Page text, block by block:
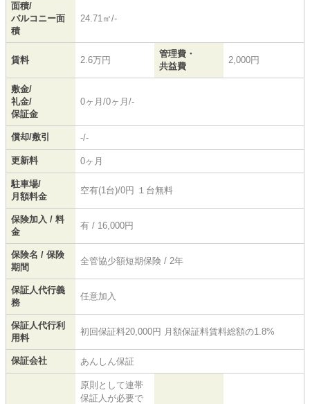
面積/
バルコニー面
積
24.71㎡/-
賃料 2.6万円
管理費・
共益費
2,000円
敷金/
礼金/
保証金
0ヶ月/0ヶ月/-
償却/敷引 -/-
更新料 0ヶ月
駐車場/
月額料金
空有(1台)/0円 １台無料
保険加入 / 料
金
有 / 16,000円
保険名 / 保険
期間
全管協少額短期保険 / 2年
保証人代行義
務
任意加入
保証人代行利
用料
初回保証料20,000円 月額保証料賃料総額の1.8%
保証会社 あんしん保証
原則として連帯
保証人が必要で